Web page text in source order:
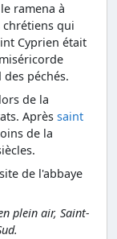
ramena à
chrétiens qui
Cyprien était
péchés.
de la
Après saint
de la
de l'abbaye
plein air, Saint-